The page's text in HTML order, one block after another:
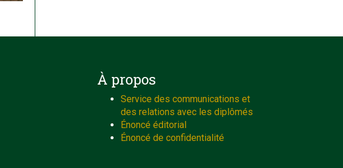
À propos
Service des communications et
des relations avec les diplômés
Énoncé éditorial
Énoncé de confidentialité